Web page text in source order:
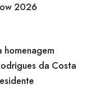
2026
homenagem
da Costa